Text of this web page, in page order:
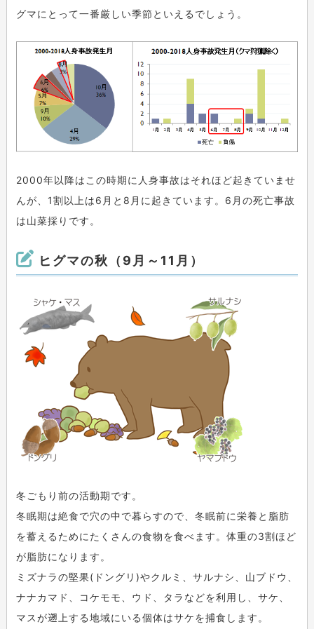
グマにとって一番厳しい季節といえるでしょう。
2000年以降はこの時期に人身事故はそれほど起きていませ
んが、1割以上は6月と8月に起きています。6月の死亡事故
は山菜採りです。
ヒグマの秋（9月～11月）
冬ごもり前の活動期です。
冬眠期は絶食で穴の中で暮らすので、冬眠前に栄養と脂肪
を蓄えるためにたくさんの食物を食べます。体重の3割ほど
が脂肪になります。
ミズナラの堅果(ドングリ)やクルミ、サルナシ、山ブドウ、
ナナカマド、コケモモ、ウド、タラなどを利用し、サケ、
マスが遡上する地域にいる個体はサケを捕食します。